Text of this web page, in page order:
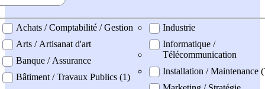
professionel
Achats / Comptabilité / Gestion
Arts / Artisanat d'art
Banque / Assurance
Bâtiment / Travaux Publics (1)
Industrie
Informatique /
Télécommunication
Installation / Maintenance